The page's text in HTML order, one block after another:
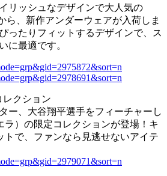
リッシュなデザインで大人気の
ら、新作アンダーウェアが入荷しま
ったりフィットするデザインで、ス
に最適です。
レクション
ー、大谷翔平選手をフィーチャーし
ラ）の限定コレクションが登場！キ
トで、ファンなら見逃せないアイテ